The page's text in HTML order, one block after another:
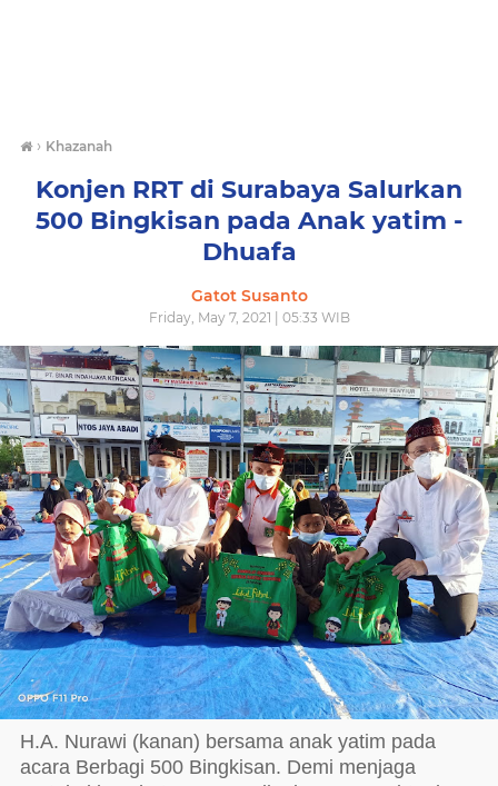
› Khazanah
Konjen RRT di Surabaya Salurkan
500 Bingkisan pada Anak yatim -
Dhuafa
Gatot Susanto
Friday, May 7, 2021 | 05:33 WIB
H.A. Nurawi (kanan) bersama anak yatim pada
acara Berbagi 500 Bingkisan. Demi menjaga